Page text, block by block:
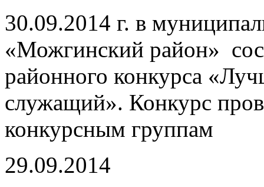
30.09.2014 г. в
«Можгинский район»
районного конкурса
служащий». Конкурс
конкурсным группам
29.09.2014